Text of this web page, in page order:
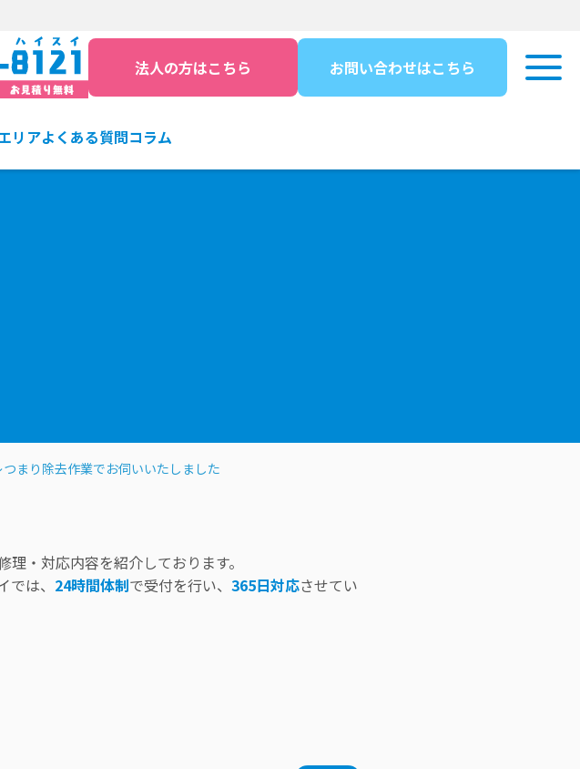
法人の方はこちら お問い合わせはこちら
リアよくある質問コラム
まり除去作業でお伺いいたしました
・対応内容を紹介しております。
は、 24時間体制で受付を行い、 365日対応させてい